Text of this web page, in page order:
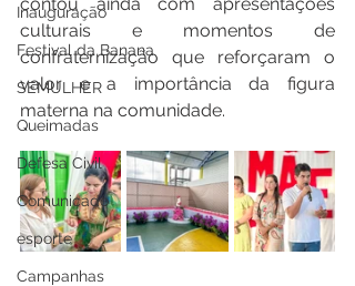
Inauguração
Festival da Banana
SEMULHER
Queimadas
Defesa Civil
Comunicado
esporte
Campanhas
culturais e momentos de
confraternização que reforçaram o
valor e a importância da figura
materna na comunidade.